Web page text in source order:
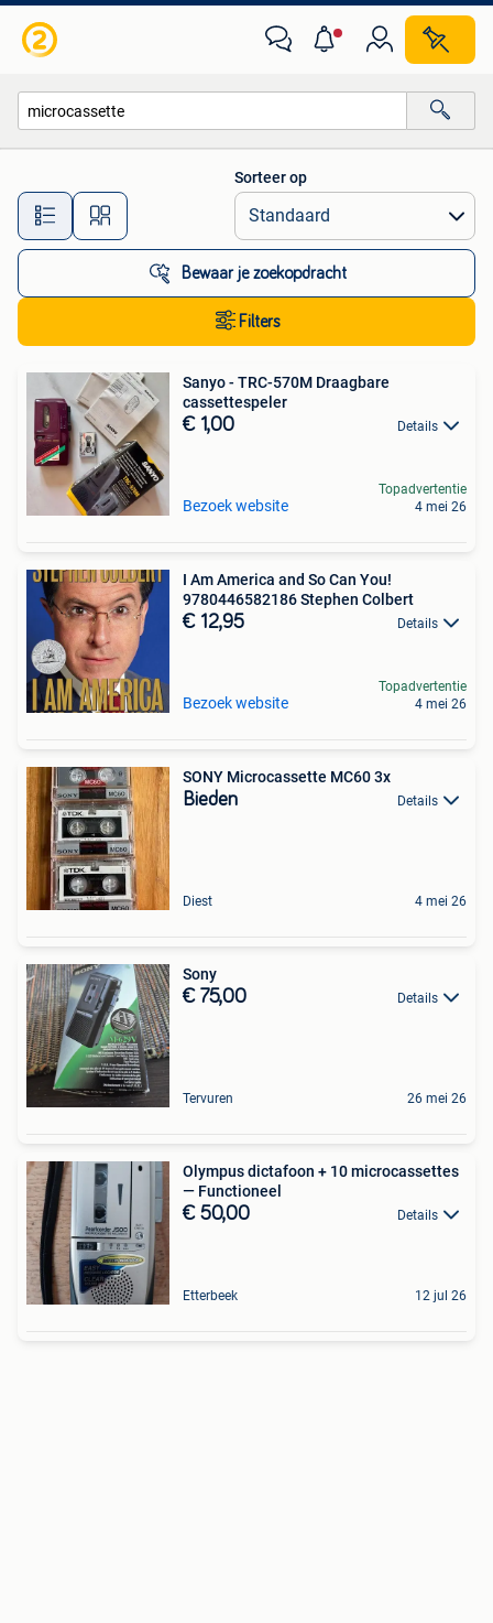
Alle afstanden…
Sorteer op
Bewaar je zoekopdracht
Filters
Sanyo - TRC-570M Draagbare
cassettespeler
€ 1,00 Details
Bezoek website
Topadvertentie
4 mei 26
I Am America and So Can You!
9780446582186 Stephen Colbert
€ 12,95 Details
Bezoek website
Topadvertentie
4 mei 26
SONY Microcassette MC60 3x
Bieden Details
Diest 4 mei 26
Sony
€ 75,00 Details
Tervuren 26 mei 26
Olympus dictafoon + 10 microcassettes
— Functioneel
€ 50,00 Details
Etterbeek 12 jul 26